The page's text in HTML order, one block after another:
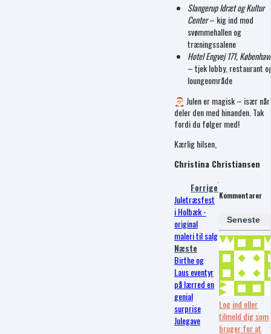
Slangerup Idræt og Kultur
Center– kig ind mod
svømmehallen og
træningssalene
Hotel Engvej 171,
– tjek lobby, restaurant
loungeområde
🎅 Julen er magisk – især
deler den med hinanden. Tak
fordi du følger med!
Kærlig hilsen,
Christina Christiansen
Forrige
Juletræsfest
i Holbæk -
original
maleri til salg
Næste
Birthe og
Laus eventyr
på lærred en
genial
surprise
Julegave
Kommentarer
Seneste
Log ind eller
tilmeld dig som
bruger for at